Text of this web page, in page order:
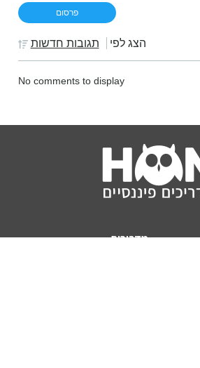
הצג לפי תגובות חדשות
No comments to display
מדריכים